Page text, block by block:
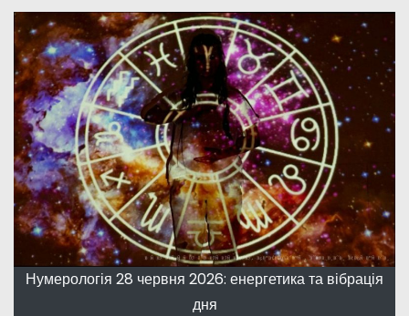
Нумерологія 28 червня 2026: енергетика та вібрація
дня